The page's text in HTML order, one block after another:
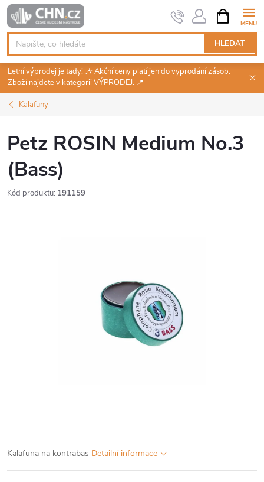
Přejít
na
obsah
HLEDAT
NÁKUPNÍ
KOŠÍK
Letní výprodej je tady! 🎶 Akční ceny platí jen do vyprodání zásob.
Zboží najdete v kategorii VÝPRODEJ. 📍
Kalafuny
Petz ROSIN Medium No.3
(Bass)
Kód produktu: 191159
Kalafuna na kontrabas Detailní informace